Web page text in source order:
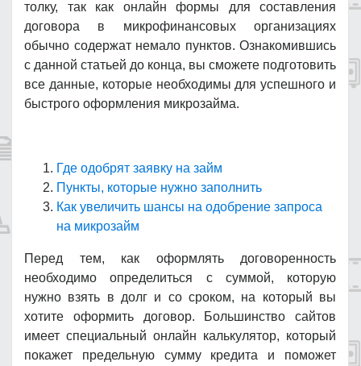
толку, так как онлайн формы для составления
договора в микрофинансовых организациях
обычно содержат немало пунктов. Ознакомившись
с данной статьей до конца, вы сможете подготовить
все данные, которые необходимы для успешного и
быстрого оформления микрозайма.
Где одобрят заявку на займ
Пункты, которые нужно заполнить
Как увеличить шансы на одобрение запроса
на микрозайм
Перед тем, как оформлять договоренность
необходимо определиться с суммой, которую
нужно взять в долг и со сроком, на который вы
хотите оформить договор. Большинство сайтов
имеет специальный онлайн калькулятор, который
покажет предельную сумму кредита и поможет